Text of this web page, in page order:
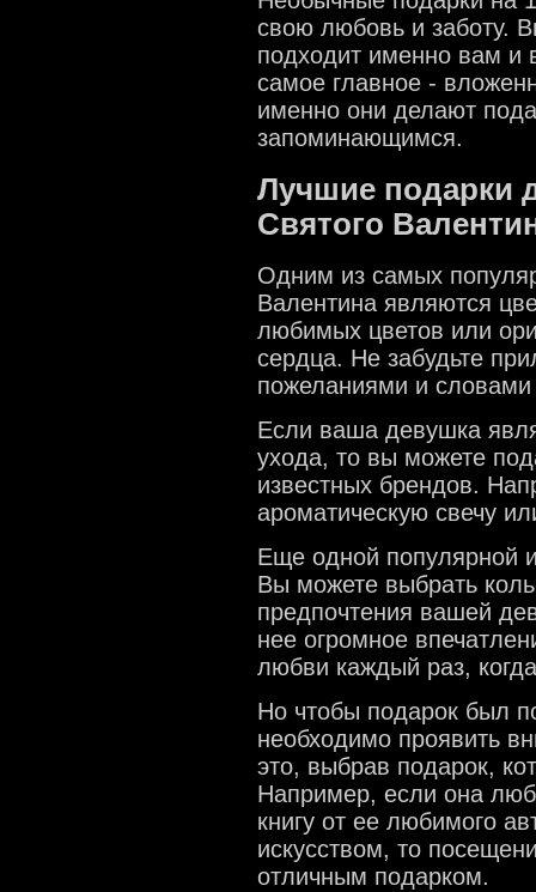
свою любовь и заботу.
подходит именно вам и
самое главное -
именно они делают
запоминающимся.
Лучшие подарки
Святого
Одним из самых
Валентина являются
любимых цветов или
сердца. Не забудьте
пожеланиями и
Если ваша девушка
ухода, то вы можете
известных брендов.
ароматическую свечу
Еще одной популярной
Вы можете выбрать
предпочтения вашей
нее огромное
любви каждый раз,
Но чтобы подарок был
необходимо проявить
это, выбрав подарок,
Например, если она
книгу от ее любимого
искусством, то
отличным подарком.